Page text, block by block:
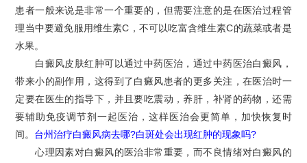
患者一般来说是非常一个重要的，但需要注意的是在医治过程管
理当中要避免服用维生素C，不可以吃富含维生素C的蔬菜或者是
水果。
白癜风皮肤红肿可以通过中药医治，通过中药医治白癜风，
带来小的副作用，这得到了白癜风患者的更多关注，在医治时一
定要在医生的指导下，并且要吃震动，养肝，补肾的药物，还需
要辅助免疫调节剂一起医治，这样医治会更简单，加快恢复时
间。 台州治疗白癜风病去哪?白斑处会出现红肿的现象吗?
心理因素对白癜风的医治非常重要，而不良情绪对白癜风的